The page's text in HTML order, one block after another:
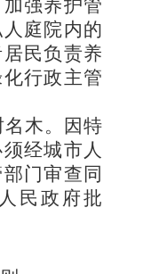
强养护管
庭院内的
民负责养
行政主管
木。因特
经城市人
门审查同
民政府批